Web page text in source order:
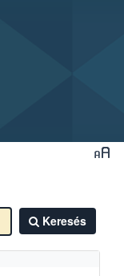
Keresés